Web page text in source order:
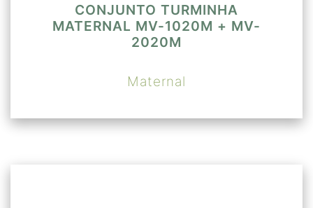
CONJUNTO TURMINHA
MATERNAL MV-1020M + MV-
2020M
Maternal